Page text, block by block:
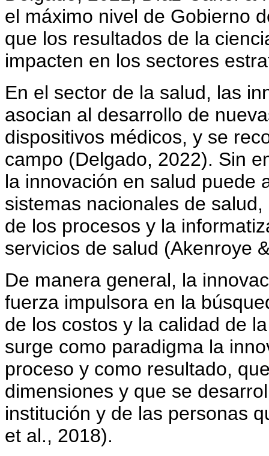
el máximo nivel de Gobierno
que los resultados de la
impacten en los sectores
En el sector de la salud, las
asocian al desarrollo de
dispositivos médicos, y se
campo (Delgado, 2022). Sin
la innovación en salud puede
sistemas nacionales de
de los procesos y la
servicios de salud (Akenroye
De manera general, la
fuerza impulsora en la
de los costos y la calidad de
surge como paradigma la
proceso y como resultado,
dimensiones y que se
institución y de las personas
et al., 2018).